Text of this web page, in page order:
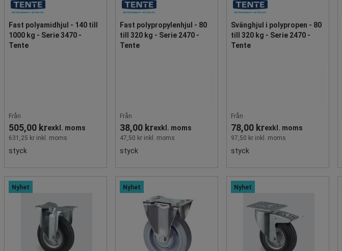
Fast polyamidhjul - 140 till
1000 kg - Serie 3470 -
Tente
Från
505,00 krexkl. moms
631,25 kr inkl. moms
styck
Fast polypropylenhjul - 80
till 320 kg - Serie 2470 -
Tente
Från
38,00 krexkl. moms
47,50 kr inkl. moms
styck
Svänghjul i polypropen - 80
till 320 kg - Serie 2470 -
Tente
Från
78,00 krexkl. moms
97,50 kr inkl. moms
styck
Nyhet Nyhet Nyhet